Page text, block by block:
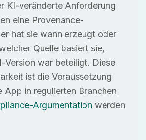
KI-veränderte Anforderung
eine Provenance-
hat sie wann erzeugt oder
Quelle basiert sie,
Version war beteiligt. Diese
ist die Voraussetzung
App in regulierten Branchen
Argumentation werden